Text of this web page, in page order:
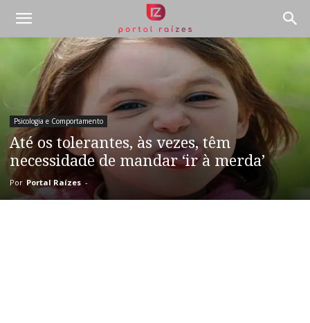
Psicologia e Comportamento
Até os tolerantes, às vezes, têm
necessidade de mandar ‘ir à merda’
Por Portal Raízes -